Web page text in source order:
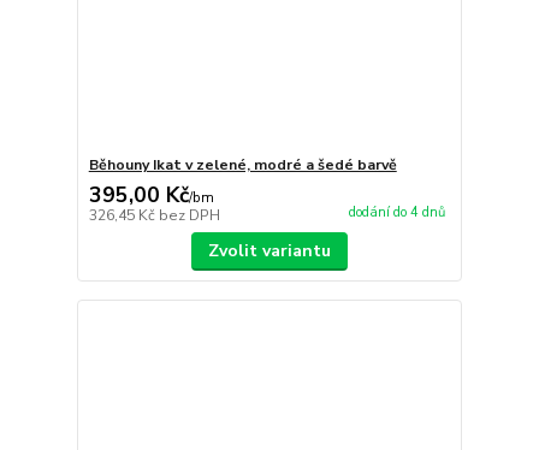
Běhouny Ikat v zelené, modré a šedé barvě
395,00 Kč/bm
326,45 Kč bez DPH dodání do 4 dnů
Zvolit variantu